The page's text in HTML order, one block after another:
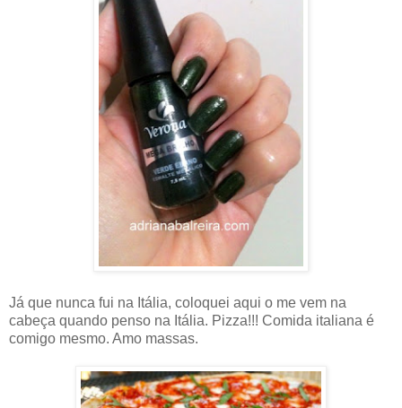
Já que nunca fui na Itália, coloquei aqui o me vem na
cabeça quando penso na Itália. Pizza!!! Comida italiana é
comigo mesmo. Amo massas.